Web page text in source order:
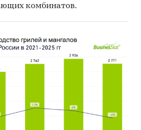
комбинатов.